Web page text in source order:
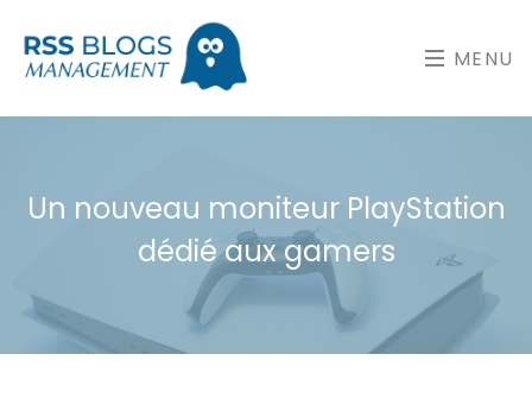
MENU
Un nouveau moniteur PlayStation
dédié aux gamers